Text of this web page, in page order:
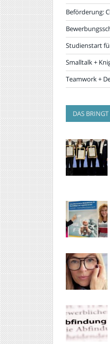
Beförderung:
Studienstart
Smalltalk +
Teamwork +
DAS